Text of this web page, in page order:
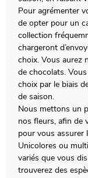
Pour agrémenter
de opter pour un
collection
chargeront
choix. Vous aurez
de chocolats.
choix par le biais
de saison.
Nous mettons un
nos fleurs, afin de
pour vous assurer
Unicolores ou
variés que vous
trouverez des